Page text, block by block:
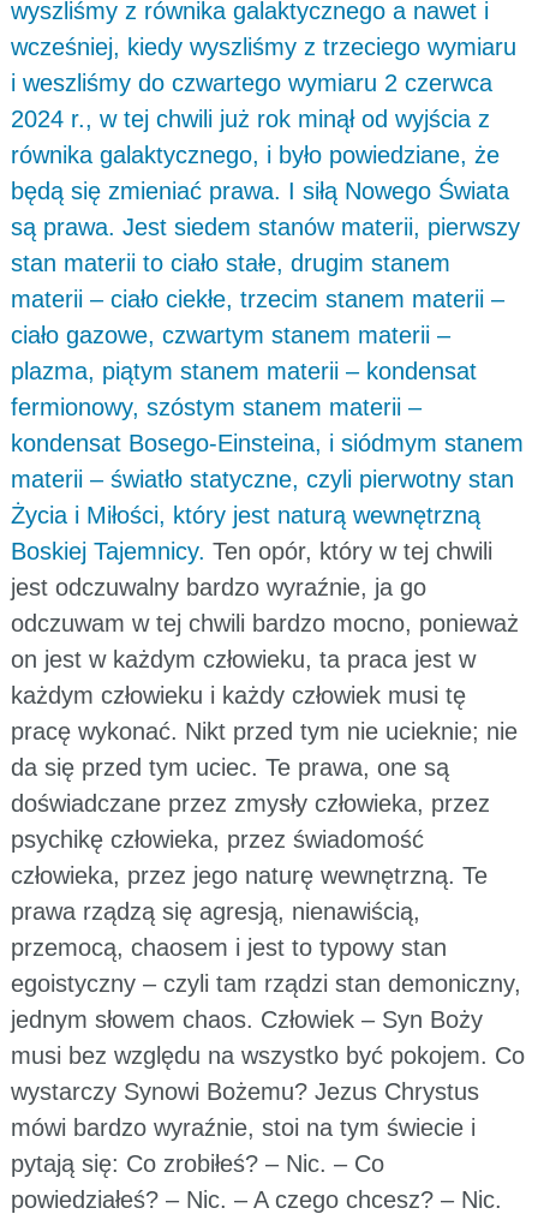
wyszliśmy z równika galaktycznego a nawet i
wcześniej, kiedy wyszliśmy z trzeciego wymiaru
i weszliśmy do czwartego wymiaru 2 czerwca
2024 r., w tej chwili już rok minął od wyjścia z
równika galaktycznego, i było powiedziane, że
będą się zmieniać prawa. I siłą Nowego Świata
są prawa. Jest siedem stanów materii, pierwszy
stan materii to ciało stałe, drugim stanem
materii – ciało ciekłe, trzecim stanem materii –
ciało gazowe, czwartym stanem materii –
plazma, piątym stanem materii – kondensat
fermionowy, szóstym stanem materii –
kondensat Bosego-Einsteina, i siódmym stanem
materii – światło statyczne, czyli pierwotny stan
Życia i Miłości, który jest naturą wewnętrzną
Boskiej Tajemnicy. Ten opór, który w tej chwili
jest odczuwalny bardzo wyraźnie, ja go
odczuwam w tej chwili bardzo mocno, ponieważ
on jest w każdym człowieku, ta praca jest w
każdym człowieku i każdy człowiek musi tę
pracę wykonać. Nikt przed tym nie ucieknie; nie
da się przed tym uciec. Te prawa, one są
doświadczane przez zmysły człowieka, przez
psychikę człowieka, przez świadomość
człowieka, przez jego naturę wewnętrzną. Te
prawa rządzą się agresją, nienawiścią,
przemocą, chaosem i jest to typowy stan
egoistyczny – czyli tam rządzi stan demoniczny,
jednym słowem chaos. Człowiek – Syn Boży
musi bez względu na wszystko być pokojem. Co
wystarczy Synowi Bożemu? Jezus Chrystus
mówi bardzo wyraźnie, stoi na tym świecie i
pytają się: Co zrobiłeś? – Nic. – Co
powiedziałeś? – Nic. – A czego chcesz? – Nic.